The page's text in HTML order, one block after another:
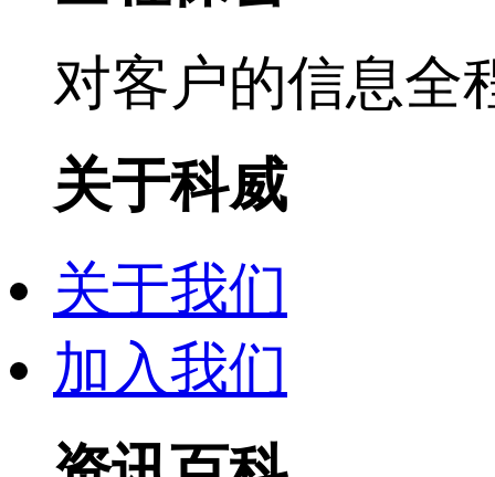
对客户的信息全
关于科威
关于我们
加入我们